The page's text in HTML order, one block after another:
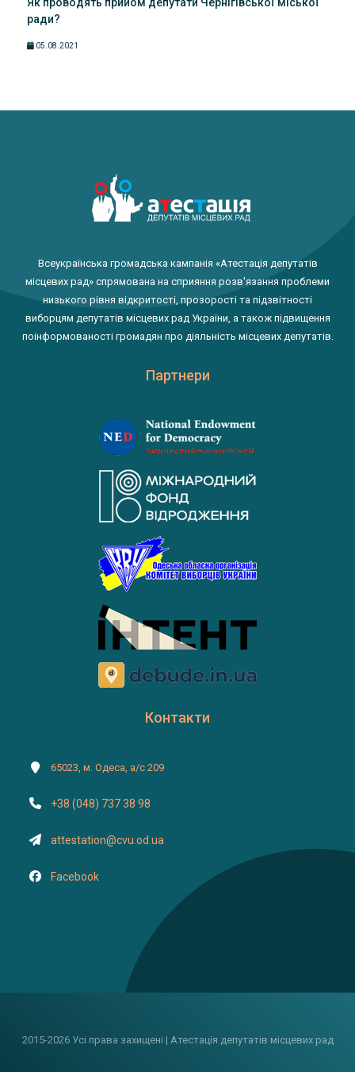
Як проводять прийом депутати Чернігівської міської
ради?
05.08.2021
Всеукраїнська громадська кампанія «Атестація депутатів
місцевих рад» спрямована на сприяння розв'язання проблеми
низького рівня відкритості, прозорості та підзвітності
виборцям депутатів місцевих рад України, а також підвищення
поінформованості громадян про діяльність місцевих депутатів.
Партнери
Контакти
65023, м. Одеса, а/с 209
+38 (048) 737 38 98
attestation@cvu.od.ua
Facebook
2015-2026 Усі права захищені | Атестація депутатів місцевих рад